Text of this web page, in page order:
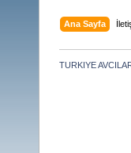
Ana Sayfa
TURKIYE